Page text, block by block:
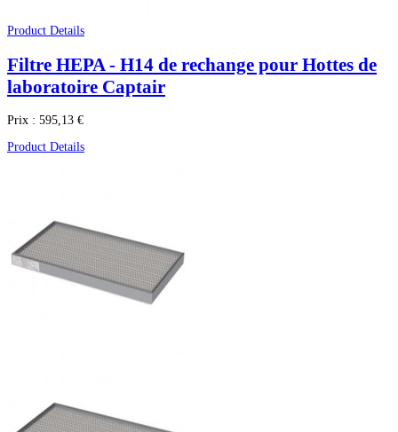
Product Details
Filtre HEPA - H14 de rechange pour Hottes de
laboratoire Captair
Prix : 595,13 €
Product Details